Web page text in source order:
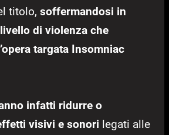
titolo, soffermandosi in
di violenza che
targata Insomniac
infatti ridurre o
visivi e sonori legati alle